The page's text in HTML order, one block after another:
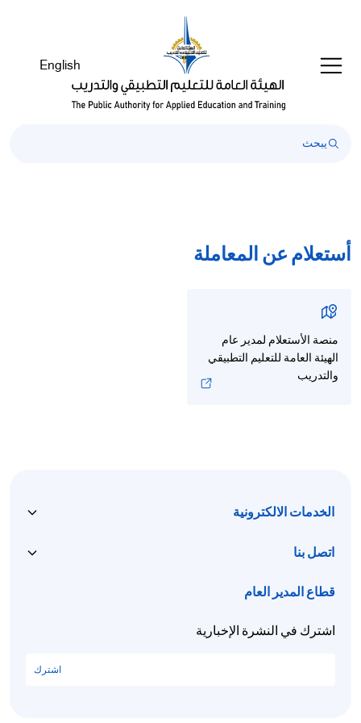
English
أستعلام عن المعاملة
منصة الأستعلام لمدير عام
الهيئة العامة للتعليم التطبيقي
والتدريب
الخدمات الالكترونية
اتصل بنا
قطاع المدير العام
اشترك في النشرة الإخبارية
اشترك